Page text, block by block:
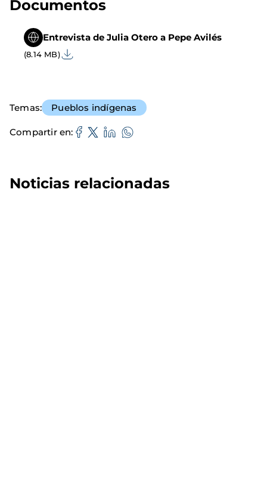
Documentos
Entrevista de Julia Otero a Pepe Avilés
(8.14 MB)
Temas Pueblos indígenas
Compartir en
Noticias relacionadas